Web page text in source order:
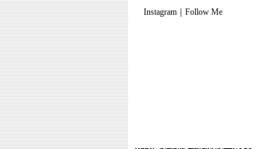
Instagram｜Follow Me